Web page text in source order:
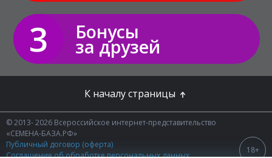
3 Бонусы
за друзей
К началу страницы
© 2013- 2026 Всероссийское интернет-представительство
«СЕМЕНА-БАЗА.РФ»
Публичный договор (оферта)
Соглашение об обработке персональных данных
18+